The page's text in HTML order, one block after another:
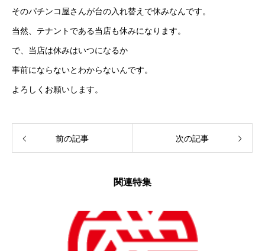
そのパチンコ屋さんが台の入れ替えで休みなんです。
当然、テナントである当店も休みになります。
で、当店は休みはいつになるか
事前にならないとわからないんです。
よろしくお願いします。
前の記事 次の記事
関連特集